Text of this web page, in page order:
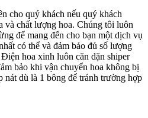
cho quý khách nếu quý khách
và chất lượng hoa. Chúng tôi luôn
để mang đến cho bạn một dịch vụ
có thể và đảm bảo đủ số lượng
hoa xinh luôn căn dặn shiper
bảo khi vận chuyển hoa không bị
nát dù là 1 bông để tránh trường hợp